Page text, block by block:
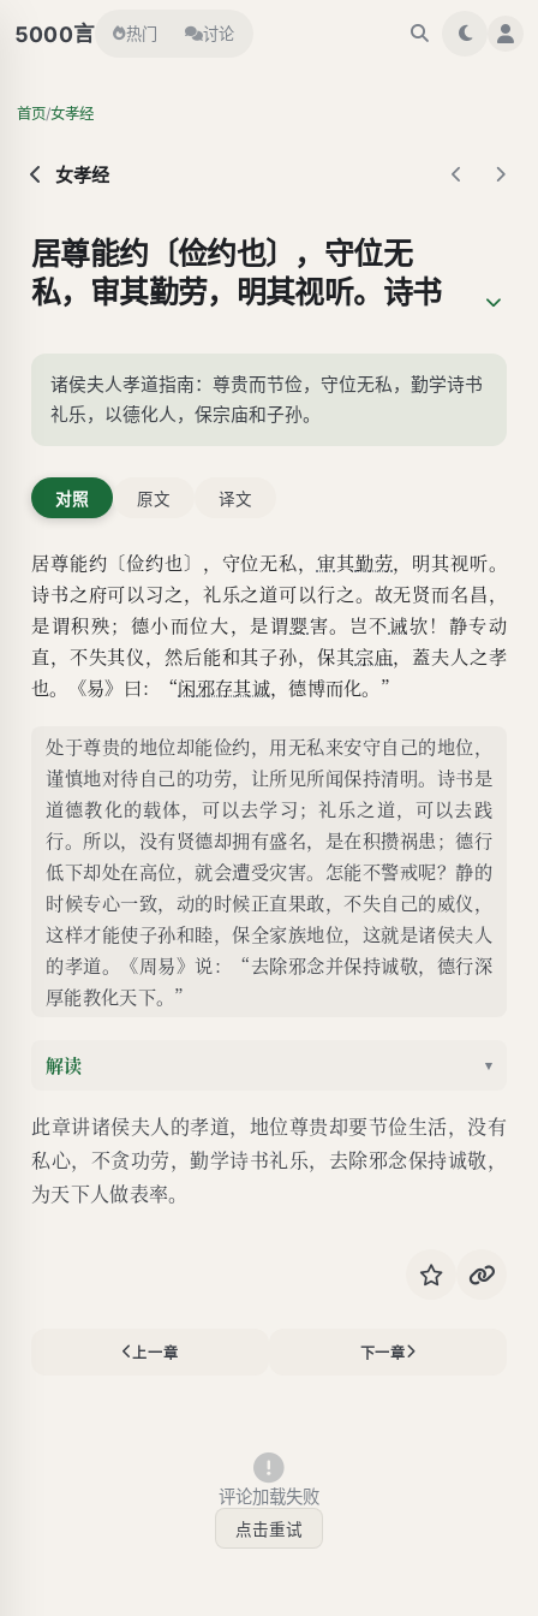
5000言 热门 讨论
首页/女孝经
女孝经
居尊能约〔俭约也〕，守位无
私，审其勤劳，明其视听。诗书
之。故无贤而名昌，是谓积殃；
德小而位大，是谓婴害。岂不诫
能和其子孙，保其宗庙，蓋夫人
之孝也。《易》曰：“闲邪存其
诚，德博而化。”
诸侯夫人孝道指南：尊贵而节俭，守位无私，勤学诗书
礼乐，以德化人，保宗庙和子孙。
对照 原文 译文
居尊能约〔俭约也〕，守位无私， 审其勤劳，明其视听。
诗书之府可以习之，礼乐之道可以行之。故无贤而名昌，
是谓积殃；德小而位大，是谓婴害。岂不诫欤！静专动
直，不失其仪，然后能和其子孙，保其宗庙，蓋夫人之孝
也。《易》曰：“闲邪存其诚，德博而化。”
处于尊贵的地位却能俭约，用无私来安守自己的地位，
谨慎地对待自己的功劳，让所见所闻保持清明。诗书是
道德教化的载体，可以去学习；礼乐之道，可以去践
行。所以，没有贤德却拥有盛名，是在积攒祸患；德行
低下却处在高位，就会遭受灾害。怎能不警戒呢？静的
时候专心一致，动的时候正直果敢，不失自己的威仪，
这样才能使子孙和睦，保全家族地位，这就是诸侯夫人
的孝道。《周易》说：“去除邪念并保持诚敬，德行深
厚能教化天下。”
解读 ▾
此章讲诸侯夫人的孝道，地位尊贵却要节俭生活，没有
私心，不贪功劳，勤学诗书礼乐，去除邪念保持诚敬，
为天下人做表率。
上一章 下一章
评论加载失败
点击重试